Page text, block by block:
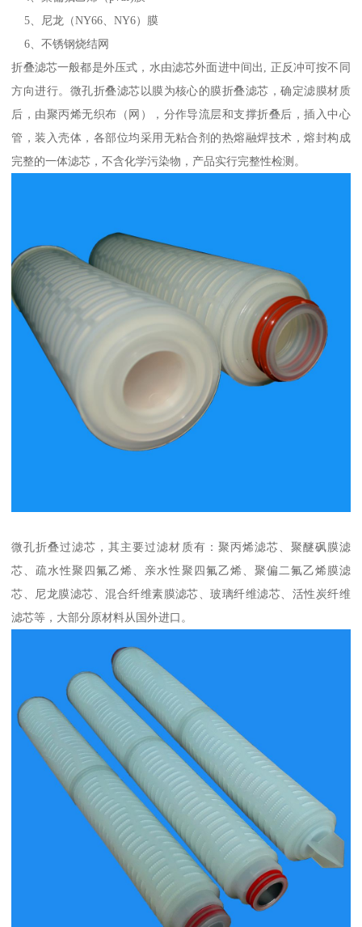
5、尼龙（NY66、NY6）膜
6、不锈钢烧结网
折叠滤芯一般都是外压式，水由滤芯外面进中间出, 正反冲可按不同
方向进行。微孔折叠滤芯以膜为核心的膜折叠滤芯，确定滤膜材质
后，由聚丙烯无织布（网），分作导流层和支撑折叠后，插入中心
管，装入壳体，各部位均采用无粘合剂的热熔融焊技术，熔封构成
完整的一体滤芯，不含化学污染物，产品实行完整性检测。
微孔折叠过滤芯，其主要过滤材质有：聚丙烯滤芯、聚醚砜膜滤
芯、疏水性聚四氟乙烯、亲水性聚四氟乙烯、聚偏二氟乙烯膜滤
芯、尼龙膜滤芯、混合纤维素膜滤芯、玻璃纤维滤芯、活性炭纤维
滤芯等，大部分原材料从国外进口。